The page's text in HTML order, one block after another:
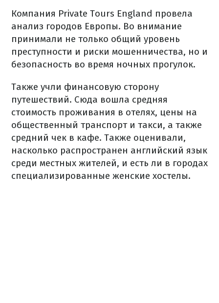
Компания Private Tours England провела
анализ городов Европы. Во внимание
принимали не только общий уровень
преступности и риски мошенничества, но и
безопасность во время ночных прогулок.
Также учли финансовую сторону
путешествий. Сюда вошла средняя
стоимость проживания в отелях, цены на
общественный транспорт и такси, а также
средний чек в кафе. Также оценивали,
насколько распространен английский язык
среди местных жителей, и есть ли в городах
специализированные женские хостелы.